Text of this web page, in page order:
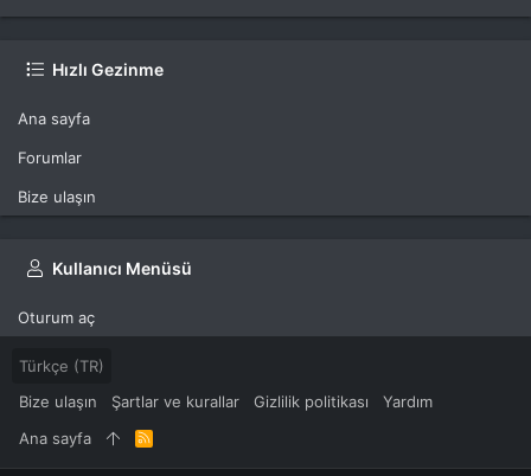
Hızlı Gezinme
Ana sayfa
Forumlar
Bize ulaşın
Kullanıcı Menüsü
Oturum aç
Türkçe (TR)
Bize ulaşın
Şartlar ve kurallar Gizlilik politikası
Yardım
Ana sayfa
R
S